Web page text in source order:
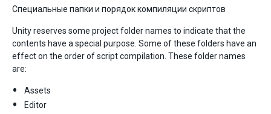
Специальные папки и порядок компиляции скриптов
Unity reserves some project folder names to indicate that the
contents have a special purpose. Some of these folders have an
effect on the order of script compilation. These folder names
are:
Assets
Editor